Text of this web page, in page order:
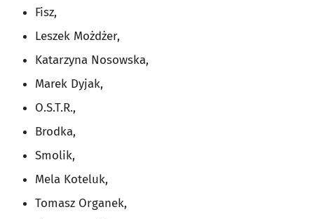
Fisz,
Leszek Możdżer,
Katarzyna Nosowska,
Marek Dyjak,
O.S.T.R.,
Brodka,
Smolik,
Mela Koteluk,
Tomasz Organek,